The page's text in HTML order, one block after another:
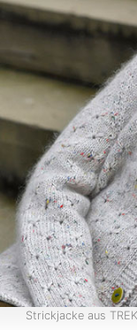
Strickjacke aus